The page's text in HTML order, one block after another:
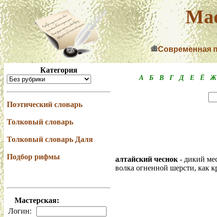
Современная
Категория
Поэтический словарь
Толковый словарь
Толковый словарь Даля
Подбор рифмы
Мастерская:
Логин:
А Б В Г Д Е Ё Ж
алтайский чеснок - дикий
волка огненной шерсти, как